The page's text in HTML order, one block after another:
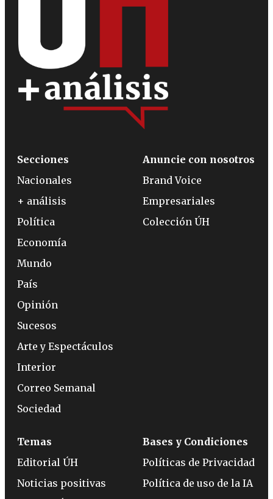
Secciones
Nacionales
+ análisis
Política
Economía
Mundo
País
Opinión
Sucesos
Arte y Espectáculos
Interior
Correo Semanal
Sociedad
Anuncie con nosotros
Brand Voice
Empresariales
Colección ÚH
Temas
Editorial ÚH
Noticias positivas
Bases y Condiciones
Políticas de Privacidad
Política de uso de la IA